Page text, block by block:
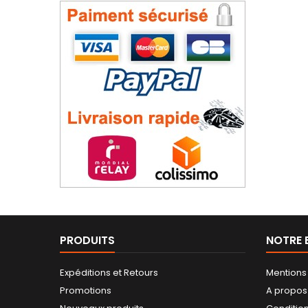
PRODUITS
Expéditions et Retours
Promotions
NOTRE
A propos